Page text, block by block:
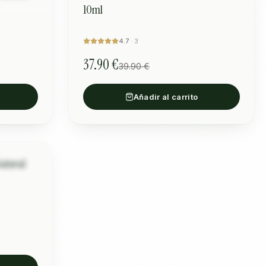
10ml
4.7 · 3
37.90 €39.90 €
Añadir al carrito
и